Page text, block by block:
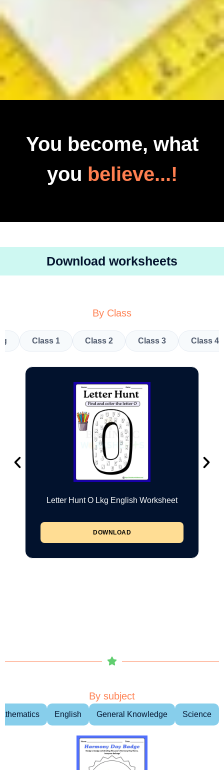
You become, what
you believe...!
Download worksheets
By Class
Class 1 Class 2 Class 3 Class 4
Letter Hunt O Lkg English Worksheet
DOWNLOAD
By subject
English General Knowledge Science